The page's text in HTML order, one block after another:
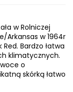
w Rolniczej
Arkansas w 1964r
Bardzo łatwa
klimatycznych.
o
skórką łatwo